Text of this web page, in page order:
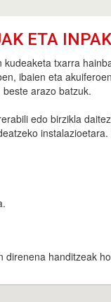
ETA
kudeaketa txarra
ibaien eta
arazo batzuk.
edo birzikla
handitzeak